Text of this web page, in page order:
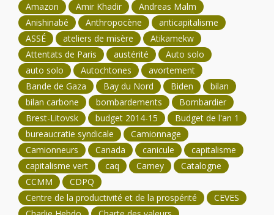
Amazon
Amir Khadir
Andreas Malm
Anishinabé
Anthropocène
anticapitalisme
ASSÉ
ateliers de misère
Atikamekw
Attentats de Paris
austérité
Auto solo
auto solo
Autochtones
avortement
Bande de Gaza
Bay du Nord Biden
bilan
bilan carbone
bombardements
Bombardier
Brest-Litovsk
budget 2014-15
Budget de l'an 1
bureaucratie syndicale
Camionnage
Camionneurs
Canada canicule
capitalisme
capitalisme vert
caq Carney
Catalogne
CCMM
CDPQ
Centre de la productivité et de la prospérité
CEVES